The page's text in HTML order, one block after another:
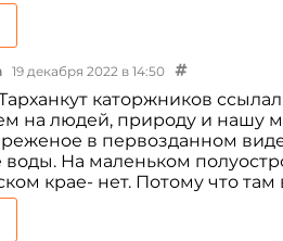
19 декабря 2022 в 14:50
каторжников
на людей, природу и нашу
в первозданном
На маленьком
крае- нет. Потому что